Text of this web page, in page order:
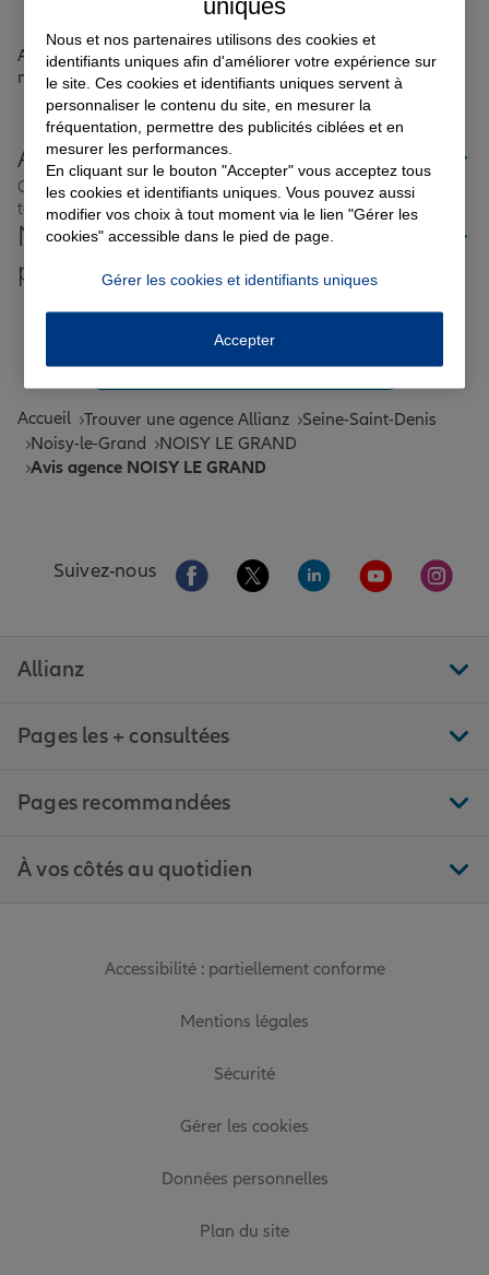
Protection juridique
Retraite
Tous nos devis d'assurance
Aucun avis sur votre agence n'a été retrouvé pour le
moment
Allianz proche de chez vous
Où que vous soyez en France, nos agences Allianz sont
toujours près de chez vous.
Nos offres d'assurance dans les
plus grandes villes de France
Toutes les agences Allianz de France
Tous nos guides et conseils Allianz
Accueil Trouver une agence Allianz
Seine-Saint-Denis
Noisy-le-Grand
NOISY LE GRAND
Avis agence NOISY LE GRAND
Suivez-nous Aller sur la page Facebook de Allianz
Aller sur la page Twitter de
Aller sur la page
Aller sur la
Aller
Allianz
Pages les + consultées
Pages recommandées
À vos côtés au quotidien
Accessibilité : partiellement conforme
Mentions légales
Sécurité
Gérer les cookies
Données personnelles
Plan du site
uniques
Nous et nos partenaires utilisons des cookies et
identifiants uniques afin d'améliorer votre expérience sur
le site. Ces cookies et identifiants uniques servent à
personnaliser le contenu du site, en mesurer la
fréquentation, permettre des publicités ciblées et en
mesurer les performances.
En cliquant sur le bouton "Accepter" vous acceptez tous
les cookies et identifiants uniques. Vous pouvez aussi
modifier vos choix à tout moment via le lien "Gérer les
cookies" accessible dans le pied de page.
Gérer les cookies et identifiants uniques
Accepter